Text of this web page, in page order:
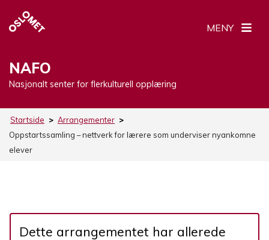
NAFO
Nasjonalt senter for flerkulturell opplæring
MENY
Startside > Arrangementer >
Oppstartssamling – nettverk for lærere som underviser nyankomne
elever
Dette arrangementet har allerede